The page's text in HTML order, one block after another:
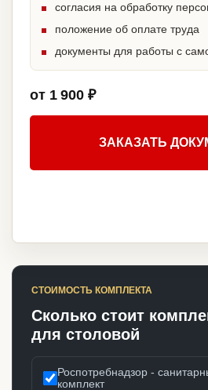
согласия на обработку
положение об оплате труда
документы для работы с
от 1 900 ₽
ЗАКАЗАТЬ
СТОИМОСТЬ КОМПЛЕКТА
Сколько стоит
для столовой
Роспотребнадзор -
комплект